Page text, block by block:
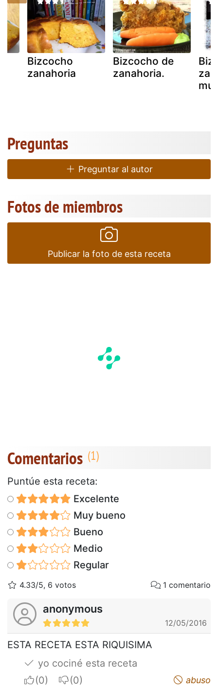
Bizcocho
zanahoria
Bizcocho de
zanahoria.
Preguntas
Preguntar al autor
Fotos de miembros
Publicar la foto de esta receta
Comentarios
Puntúe esta receta:
Excelente
Muy bueno
Bueno
Medio
Regular
4.33/5, 6 votos 1 comentario
anonymous
12/05/2016
ESTA RECETA ESTA RIQUISIMA
yo cociné esta receta
I apreciateI do not appreciate abuso